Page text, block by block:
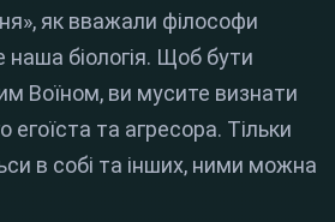
як вважали філософи
наша біологія. Щоб бути
Воїном, ви мусите визнати
егоїста та агресора. Тільки
в собі та інших, ними можна